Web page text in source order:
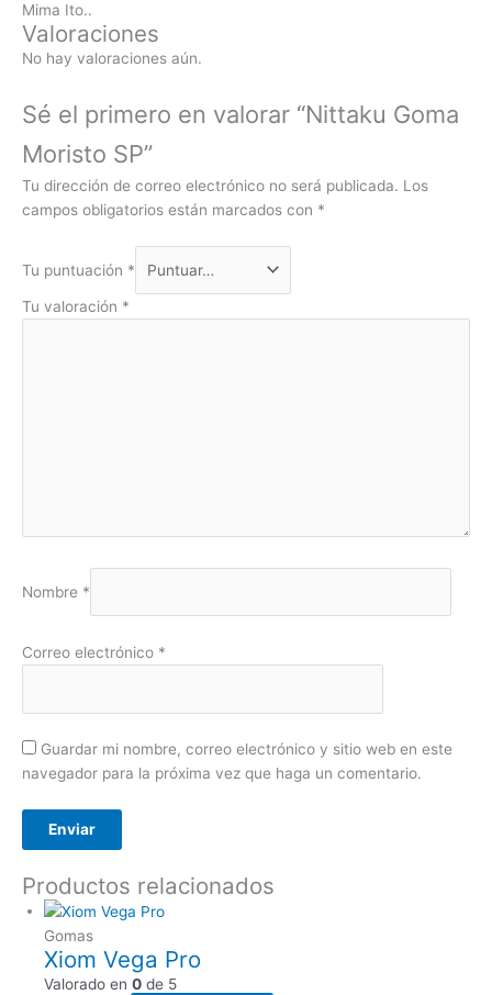
Mima Ito..
Valoraciones
No hay valoraciones aún.
Sé el primero en valorar “Nittaku Goma
Moristo SP”
Tu dirección de correo electrónico no será publicada. Los
campos obligatorios están marcados con *
Tu puntuación *
Tu valoración *
Nombre *
Correo electrónico *
Guardar mi nombre, correo electrónico y sitio web en este
navegador para la próxima vez que haga un comentario.
Productos relacionados
Gomas
Xiom Vega Pro
Valorado en 0 de 5